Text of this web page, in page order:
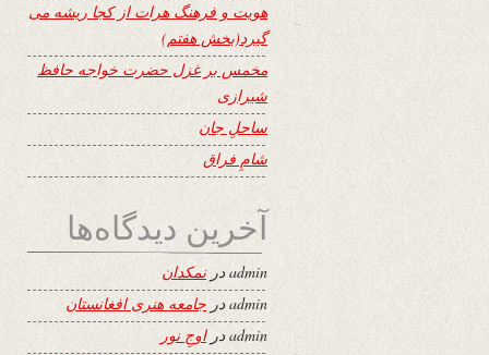
هویت و فرهنگ هرات از کجا ریشه می
گیرد(بخش هفتم)
مخمس بر غزل حضرت خواجه حافظ
شیرازی
ساحلِ جان
شامِ فراق
آخرین دیدگاه‌ها
adminدرنمکدان
adminدر جامعه هنری افغانستان
adminدراوجِ نور